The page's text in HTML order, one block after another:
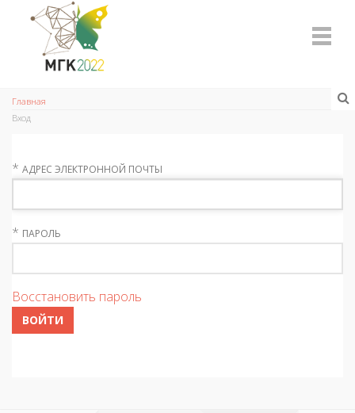
Главная
Вход
* АДРЕС ЭЛЕКТРОННОЙ ПОЧТЫ
* ПАРОЛЬ
Восстановить пароль
ВОЙТИ